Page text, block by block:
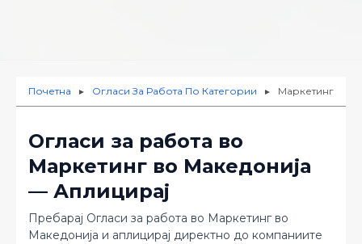
Почетна ► Огласи За Работа По Категории ► Маркетинг
Огласи за работа во
Маркетинг во Македонија
— Аплицирај
Пребарај Огласи за работа во Маркетинг во
Македонија и аплицирај директно до компаниите